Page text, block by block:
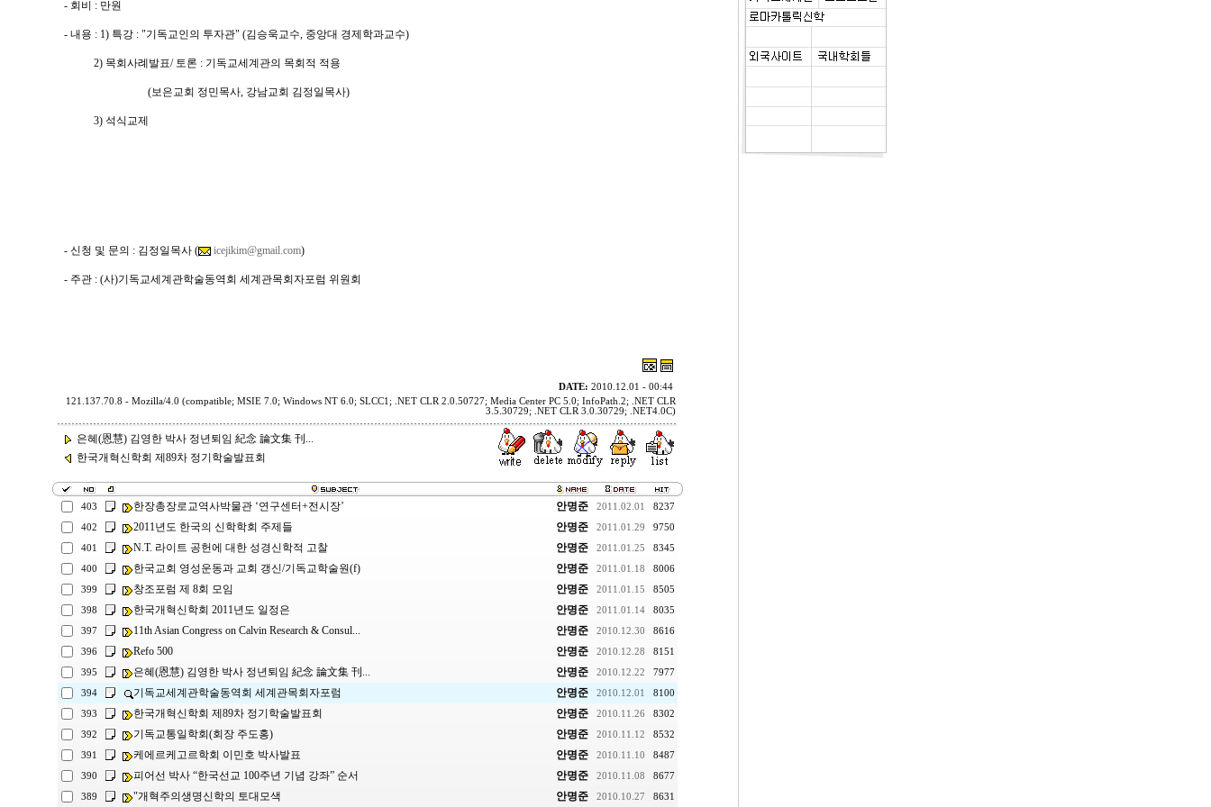
- 회비 : 만원
- 내용 : 1) 특강 : "기독교인의 투자관" (김승욱교수, 중앙대 경제학과교수)
2) 목회사례발표/ 토론 : 기독교세계관의 목회적 적용
(보은교회 정민목사, 강남교회 김정일목사)
3) 석식교제
- 신청 및 문의 : 김정일목사 ( icejikim@gmail.com)
- 주관 : (사)기독교세계관학술동역회 세계관목회자포럼 위원회
DATE: 2010.12.01 - 00:44
121.137.70.8 - Mozilla/4.0 (compatible; MSIE 7.0; Windows NT 6.0; SLCC1; .NET CLR 2.0.50727; Media Center PC 5.0; InfoPath.2; .NET CLR
3.5.30729; .NET CLR 3.0.30729; .NET4.0C)
은혜(恩慧) 김영한 박사 정년퇴임 紀念 論文集 刊...
한국개혁신학회 제89차 정기학술발표회
403 한장총장로교역사박물관 ‘연구센터+전시장’ 안명준 2011.02.01 8237
402 2011년도 한국의 신학학회 주제들 안명준 2011.01.29 9750
401 N.T. 라이트 공헌에 대한 성경신학적 고찰 안명준 2011.01.25 8345
400 한국교회 영성운동과 교회 갱신/기독교학술원(f) 안명준 2011.01.18 8006
399 창조포럼 제 8회 모임 안명준 2011.01.15 8505
398 한국개혁신학회 2011년도 일정은 안명준 2011.01.14 8035
397 11th Asian Congress on Calvin Research & Consul... 안명준 2010.12.30 8616
396 Refo 500 안명준 2010.12.28 8151
395 은혜(恩慧) 김영한 박사 정년퇴임 紀念 論文集 刊... 안명준 2010.12.22 7977
394 기독교세계관학술동역회 세계관목회자포럼 안명준 2010.12.01 8100
393 한국개혁신학회 제89차 정기학술발표회 안명준 2010.11.26 8302
392 기독교통일학회(회장 주도홍) 안명준 2010.11.12 8532
391 케에르케고르학회 이민호 박사발표 안명준 2010.11.10 8487
390 피어선 박사 “한국선교 100주년 기념 강좌” 순서 안명준 2010.11.08 8677
389 "개혁주의생명신학의 토대모색 안명준 2010.10.27 8631